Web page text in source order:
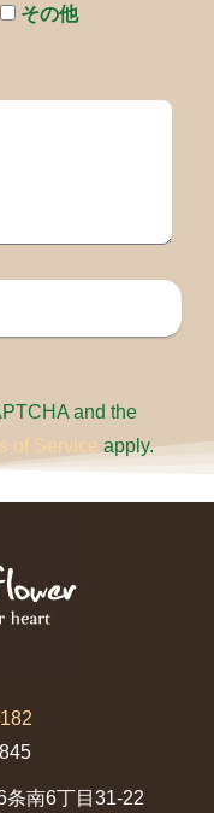
その他
and the
of Service apply.
条南6丁目31-22